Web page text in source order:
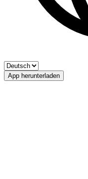
App herunterladen